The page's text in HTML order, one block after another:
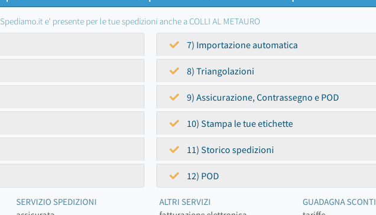
Spediamo.it e' presente per le tue spedizioni anche a COLLI AL METAURO
7) Importazione automatica
8) Triangolazioni
9) Assicurazione, Contrassegno e POD
10) Stampa le tue etichette
11) Storico spedizioni
12) POD
SERVIZIO SPEDIZIONI
ALTRI SERVIZI
GUADAGNA SCONTI